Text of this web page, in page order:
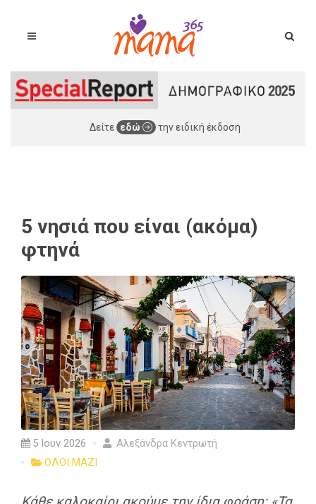
Δείτε εδώ την ειδική έκδοση
5 νησιά που είναι (ακόμα)
φτηνά
5 Ιουν 2026
Αλεξάνδρα Κεντρωτή
ΟΛΟΙ ΜΑΖΙ